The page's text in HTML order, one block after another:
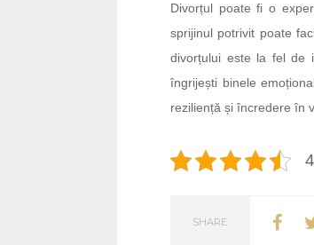
Divorțul poate fi o
sprijinul potrivit poate
divorțului este la fel de
îngrijești binele
reziliență și încredere în
SHARE